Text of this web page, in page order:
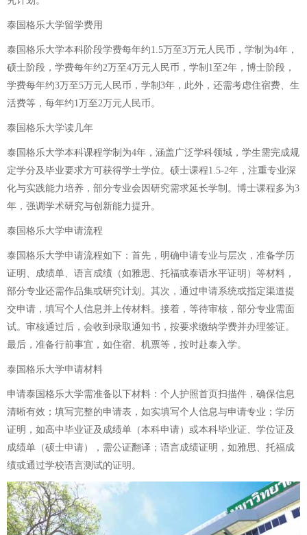
泰国格乐大学留学费用
泰国格乐大学本科阶段学费每年约1.5万至3万元人民币，学制为4年，
硕士阶段，学费每年约2万至4万元人民币，学制1至2年，博士阶段，
学费每年约3万至5万元人民币，学制3年，此外，还需考虑住宿费、生
活费等，每年约1万至2万元人民币。
泰国格乐大学读几年
泰国格乐大学本科课程学制为4年，涵盖广泛学科领域，学生需完成规
定学分及毕业要求方可获得学士学位。硕士课程1.5-2年，注重专业深
化与实践能力培养，部分专业会因研究需求延长学制。博士课程多为3
年，强调学术研究与创新能力提升。
泰国格乐大学申请流程
泰国格乐大学申请流程如下：首先，明确申请专业与层次，准备学历
证明、成绩单、语言成绩（如雅思、托福或泰语水平证明）等材料，
部分专业还需作品集或研究计划。其次，通过申请系统或指定渠道提
交申请，填写个人信息并上传材料。接着，等待审核，部分专业需面
试。审核通过后，会收到录取通知书，按要求缴纳学费并办理签证。
最后，准备行前事宜，如住宿、机票等，按时赴泰入学。
泰国格乐大学申请材料
申请泰国格乐大学需准备以下材料：个人护照首页扫描件，确保信息
清晰有效；填写完整的申请表，如实填写个人信息与申请专业；学历
证明，如高中毕业证及成绩单（本科申请）或本科毕业证、学位证及
成绩单（硕士申请），需公证翻译；语言成绩证明，如雅思、托福成
绩或通过学校语言测试的证明。